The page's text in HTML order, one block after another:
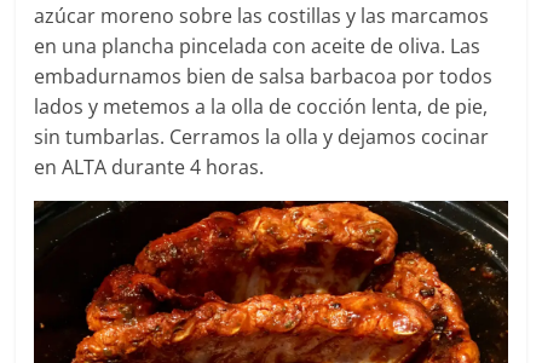
azúcar moreno sobre las costillas y las marcamos
en una plancha pincelada con aceite de oliva. Las
embadurnamos bien de salsa barbacoa por todos
lados y metemos a la olla de cocción lenta, de pie,
sin tumbarlas. Cerramos la olla y dejamos cocinar
en ALTA durante 4 horas.